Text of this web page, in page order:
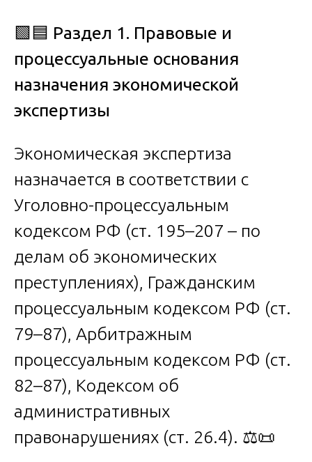
🟩🟦 Раздел 1. Правовые и
процессуальные основания
назначения экономической
экспертизы
Экономическая экспертиза
назначается в соответствии с
Уголовно-процессуальным
кодексом РФ (ст. 195–207 – по
делам об экономических
преступлениях), Гражданским
процессуальным кодексом РФ (ст.
79–87), Арбитражным
процессуальным кодексом РФ (ст.
82–87), Кодексом об
административных
правонарушениях (ст. 26.4). ⚖️📜